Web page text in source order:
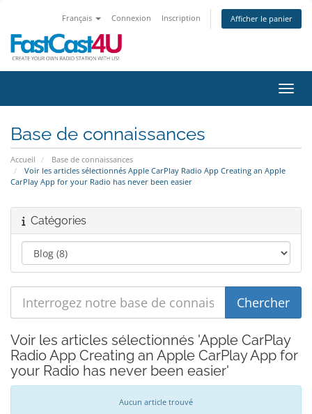
Français Connexion Inscription Afficher le panier
Base de connaissances
Accueil
Base de connaissances
Voir les articles sélectionnés Apple CarPlay Radio App Creating an Apple
CarPlay App for your Radio has never been easier
Catégories
Voir les articles sélectionnés 'Apple CarPlay
Radio App Creating an Apple CarPlay App for
your Radio has never been easier'
Aucun article trouvé